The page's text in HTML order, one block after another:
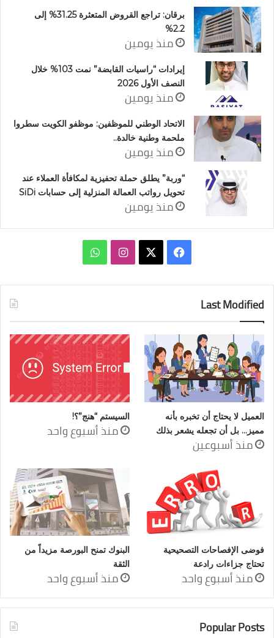
برقان: تراجع القروض المتعثرة 31.25% إلى
2.2%
منذ يومين
إيرادات “راسيات القابضة” نمت 103% خلال
النصف الأول 2026
منذ يومين
الاتحاد الوطني للموظفين: موظفو الكويت سطروا
ملحمة وطنية خالدة..
منذ يومين
“وربة” يطلق حملة تحفيزية لمكافأة العملاء عند
تحويل رواتب العمالة المنزلية إلى حسابات SiDi
منذ يومين
فيسبوك انستقرامواتساب
Last Modified
العميل لا يحتاج أن تخبره بأنه
مميز… بل أن تجعله يشعر بذلك
منذ أسبوعين
السيستم “هنج”؟!
منذ أسبوع واحد
فوضى الإفصاحات التصحيحية
تحتاج جزاءات رادعة
منذ أسبوع واحد
البنوك تمنح البورصة مزيداً من
الثقة
منذ أسبوع واحد
Popular Posts